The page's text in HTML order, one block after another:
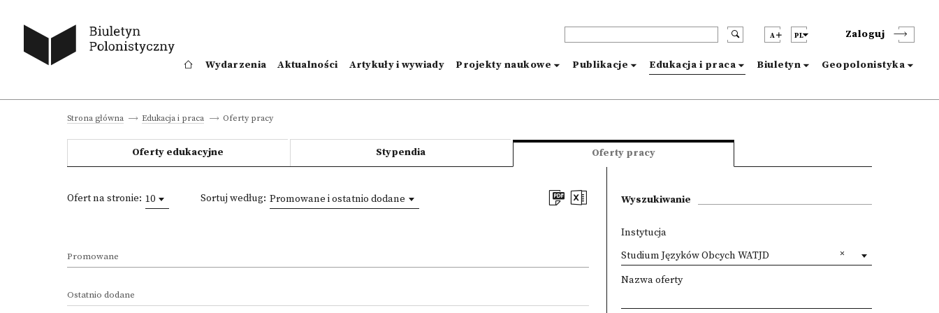
A PL Zaloguj
Wydarzenia Aktualności Artykuły i wywiady Projekty naukowe Publikacje Edukacja i praca Biuletyn Geopolonistyka
Strona główna Edukacja i praca Oferty pracy
Oferty edukacyjne Stypendia Oferty pracy
Ofert na stronie: 10 Sortuj według: Promowane i ostatnio dodane
Promowane
Ostatnio dodane
Wyszukiwanie
Instytucja
Studium Języków Obcych WATJD
Nazwa oferty